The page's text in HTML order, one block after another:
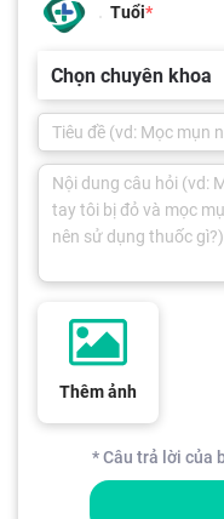
Tuổi
Chọn chuyên khoa
Thêm ảnh
* Câu trả lời của